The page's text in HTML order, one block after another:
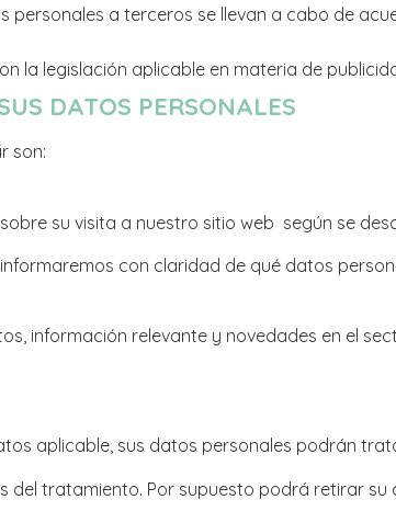
personales a terceros se llevan a cabo de
la legislación aplicable en materia de
DATOS PERSONALES
son:
su visita a nuestro sitio web según se
con claridad de qué datos
información relevante y novedades en el
aplicable, sus datos personales podrán
del tratamiento. Por supuesto podrá retirar su